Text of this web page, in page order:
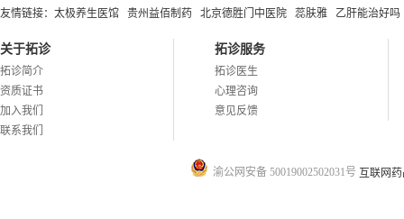
友情链接： 太极养生医馆 贵州益佰制药 北京德胜门中医院 蕊肤雅 乙肝能治好吗
关于拓诊
拓诊简介
资质证书
加入我们
联系我们
拓诊服务
拓诊医生
心理咨询
意见反馈
渝公网安备 50019002502031号 互联网